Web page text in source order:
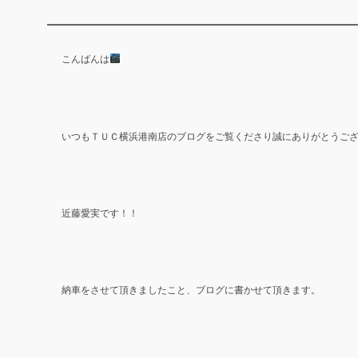
こんばんは
いつも ＴＵＣ横浜港南店のブログをご覧くださり誠にありがとうござ
近藤愛実です！！
納車をさせて頂きましたこと、ブログに書かせて頂きます。